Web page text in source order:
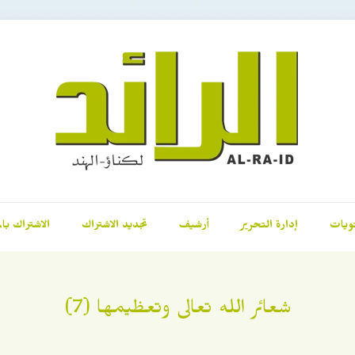
إدارة التحرير أرشيف تجديد الاشتراك الاشتراك
شعائر الله تعالى وتعظيمها (7)